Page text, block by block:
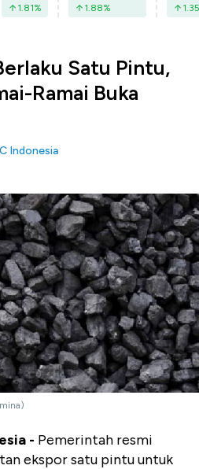
1.81% 1.88% 1.35
Satu Pintu,
Ramai Buka
Indonesia
- Pemerintah resmi
ekspor satu pintu untuk